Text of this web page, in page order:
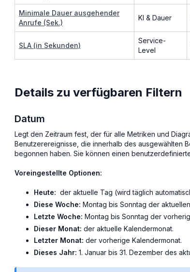
Minimale Dauer ausgehender
Anrufe (Sek.)
KI & Dauer
SLA (in Sekunden)
Service-
Level
Details zu verfügbaren Filtern
Datum
Legt den Zeitraum fest, der für alle Metriken und
Benutzerereignisse, die innerhalb des ausgewählten
begonnen haben. Sie können einen
Voreingestellte Optionen:
Heute: der aktuelle Tag (wird täglich
Diese Woche: Montag bis Sonntag der
Letzte Woche: Montag bis Sonntag der
Dieser Monat: der aktuelle Kalendermonat.
Letzter Monat: der vorherige Kalendermonat.
Dieses Jahr: 1. Januar bis 31. Dezember des